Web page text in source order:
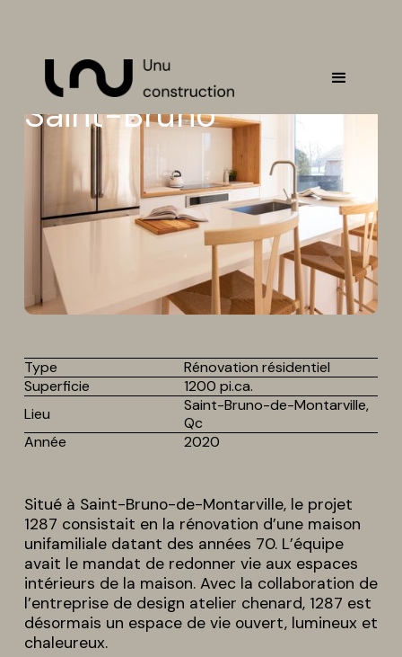
Saint-Bruno
Type
Rénovation résidentiel
Superficie
1200 pi.ca.
Lieu
Saint-Bruno-de-Montarville,
Qc
Année
2020
Situé à Saint-Bruno-de-Montarville, le projet
1287 consistait en la rénovation d’une maison
unifamiliale datant des années 70. L’équipe
avait le mandat de redonner vie aux espaces
intérieurs de la maison. Avec la collaboration de
l’entreprise de design atelier chenard, 1287 est
désormais un espace de vie ouvert, lumineux et
chaleureux.